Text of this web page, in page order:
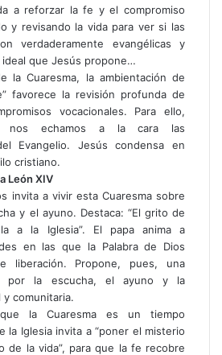
a reforzar la fe y el compromiso
y revisando la vida para ver si las
verdaderamente evangélicas y
que Jesús propone…
la Cuaresma, la ambientación de
favorece la revisión profunda de
vocacionales. Para ello,
nos echamos a la cara las
Evangelio. Jesús condensa en
cristiano.
León XIV
invita a vivir esta Cuaresma sobre
y el ayuno. Destaca: “El grito de
a la Iglesia”. El papa anima a
en las que la Palabra de Dios
liberación. Propone, pues, una
por la escucha, el ayuno y la
comunitaria.
la Cuaresma es un tiempo
la Iglesia invita a “poner el misterio
de la vida”, para que la fe recobre